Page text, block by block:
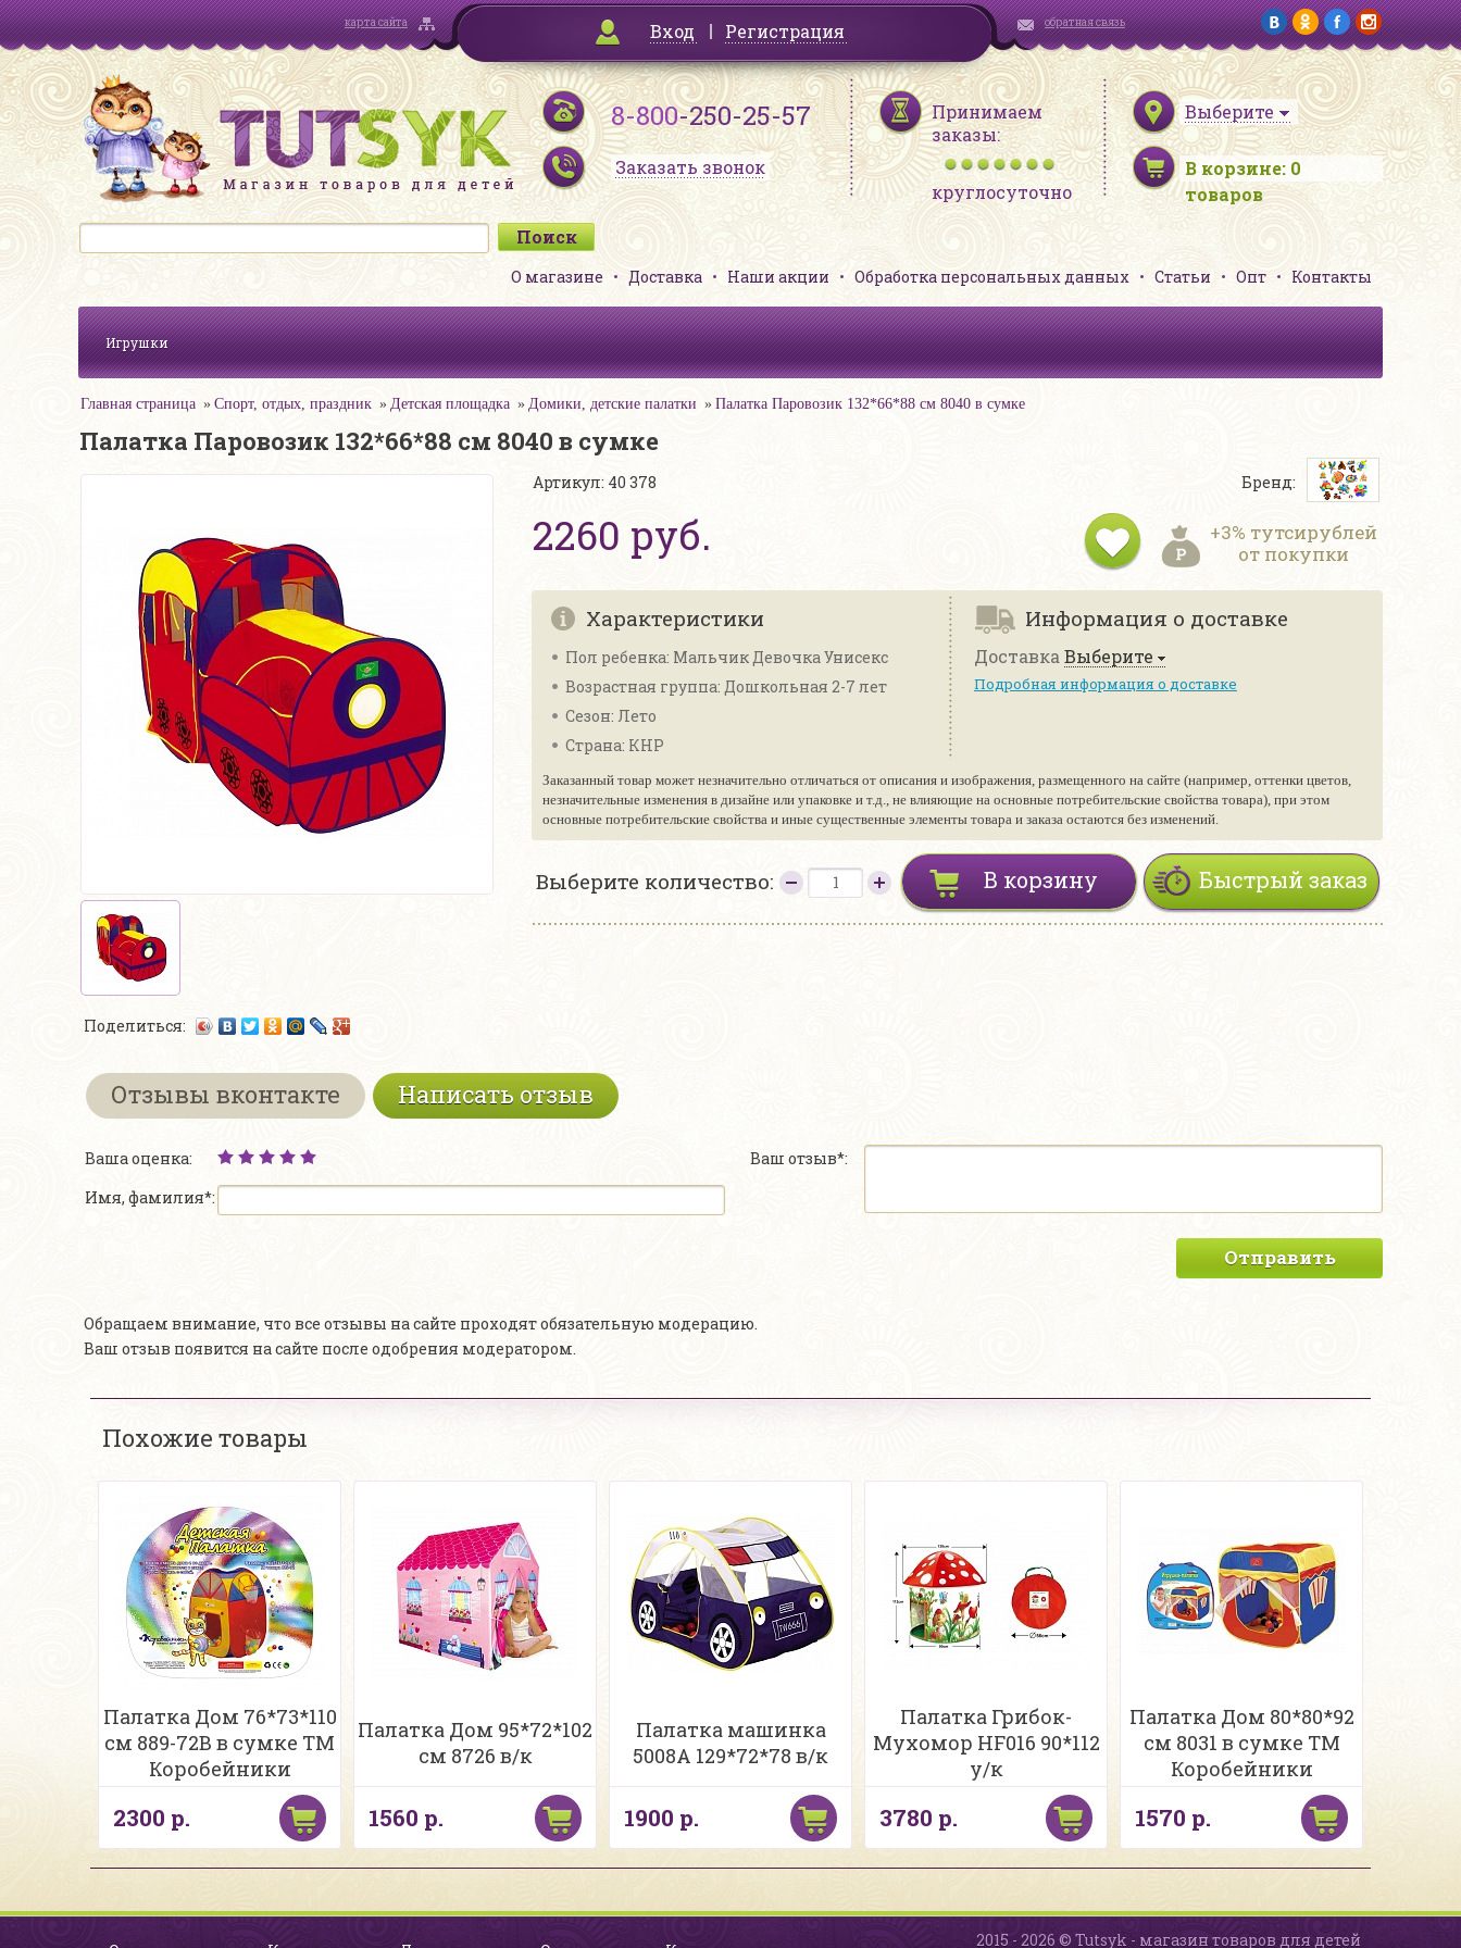
карта сайта Вход Регистрация обратная связь
8-800-250-25-57
Заказать звонок
Принимаем
заказы:
круглосуточно
Выберите
В корзине: 0
товаров
О магазине Доставка Наши акции Обработка персональных данных Статьи Опт Контакты
Игрушки
Главная страница Спорт, отдых, праздник Детская площадка Домики, детские палатки Палатка Паровозик 132*66*88 см 8040 в сумке
Палатка Паровозик 132*66*88 см 8040 в сумке
Поделиться:
Артикул: 40 378
2260 руб.
Бренд:
+3% тутсирублей
от покупки
Характеристики
Пол ребенка: Мальчик Девочка Унисекс
Возрастная группа: Дошкольная 2-7 лет
Сезон: Лето
Страна: КНР
Информация о доставке
Доставка Выберите
Подробная информация о доставке
Заказанный товар может незначительно отличаться от описания и изображения, размещенного на сайте (например, оттенки цветов,
незначительные изменения в дизайне или упаковке и т.д., не влияющие на основные потребительские свойства товара), при этом
основные потребительские свойства и иные существенные элементы товара и заказа остаются без изменений.
Выберите количество: Быстрый заказ
В корзину
Отзывы вконтакте Написать отзыв
Ваша оценка:
Имя, фамилия*:
Ваш отзыв*:
Отправить
Обращаем внимание, что все отзывы на сайте проходят обязательную модерацию.
Ваш отзыв появится на сайте после одобрения модератором.
Похожие товары
Палатка Дом 76*73*110
см 889-72В в сумке ТМ
Коробейники
2300 р.
Палатка Дом 95*72*102
см 8726 в/к
1560 р.
Палатка машинка
5008A 129*72*78 в/к
1900 р.
Палатка Грибок-
Мухомор HF016 90*112
у/к
3780 р.
Палатка Дом 80*80*92
см 8031 в сумке ТМ
Коробейники
1570 р.
2015 - 2026 © Tutsyk - магазин товаров для детей